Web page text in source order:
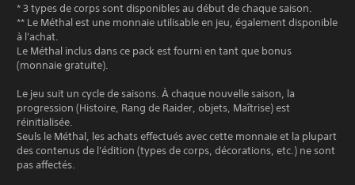
* 3 types de corps sont disponibles au début de chaque saison.
** Le Méthal est une monnaie utilisable en jeu, également disponible
à l'achat.
Le Méthal inclus dans ce pack est fourni en tant que bonus
(monnaie gratuite).
Le jeu suit un cycle de saisons. À chaque nouvelle saison, la
progression (Histoire, Rang de Raider, objets, Maîtrise) est
réinitialisée.
Seuls le Méthal, les achats effectués avec cette monnaie et la plupart
des contenus de l'édition (types de corps, décorations, etc.) ne sont
pas affectés.